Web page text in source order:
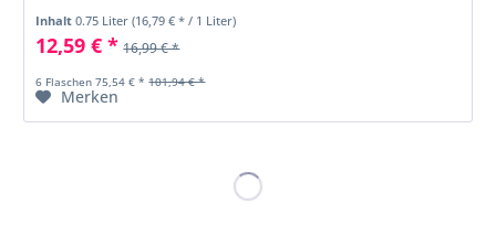
und üppig, mit Anklängen von...
Inhalt0.75 Liter(16,79 € * / 1 Liter)
12,59 € * 16,99 € *
6 Flaschen 75,54 € * 101,94 € *
Merken